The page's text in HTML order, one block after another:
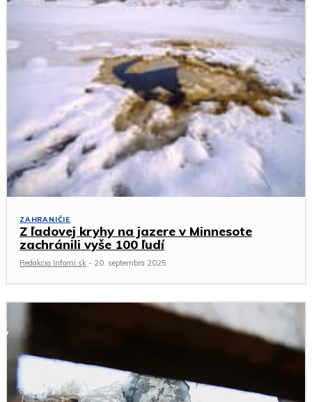
ZAHRANIČIE
Z ľadovej kryhy na jazere v Minnesote
zachránili vyše 100 ľudí
Redakcia Infomi.sk - 20. septembra 2025